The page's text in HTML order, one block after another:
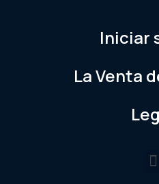
Iniciar
La Venta